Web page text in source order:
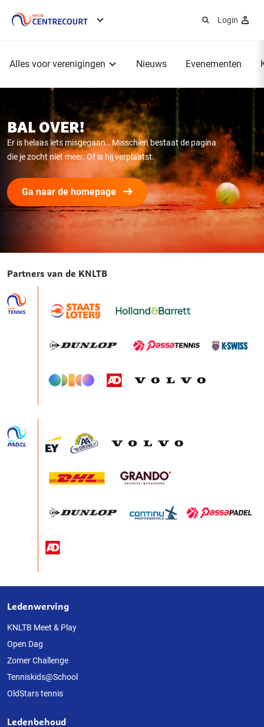
Login
Alles voor verenigingen Nieuws Evenementen
BAL OVER!
Er is helaas iets misgegaan.. Misschien bestaat de pagina
die je zocht niet meer. Of is hij verplaatst.
Ga naar de homepage
Partners van de KNLTB
Over
deze
website
Ledenwerving
KNLTB Meet & Play
Open Dag
Zomer Challenge
Tenniskids@School
OldStars tennis
Ledenbehoud